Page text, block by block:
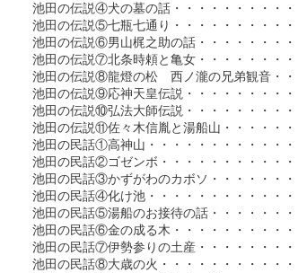
池田の伝説④犬の墓の話・・・・・・・・・・・
池田の伝説⑤七瓶七通り・・・・・・・・・・・
池田の伝説⑥男山梶之助の話・・・・・・・・・
池田の伝説⑦北条時頼と亀女・・・・・・・・・
池田の伝説⑧龍燈の松　西ノ瀧の兄弟観音・・・
池田の伝説⑨応神天皇伝説・・・・・・・・・・
池田の伝説⑩弘法大師伝説・・・・・・・・・・
池田の伝説⑪佐々木信胤と湯船山・・・・・・・
池田の民話①高神山・・・・・・・・・・・・・
池田の民話②ゴゼンボ・・・・・・・・・・・・
池田の民話③かずがわのカボソ・・・・・・・・
池田の民話④化け池・・・・・・・・・・・・・
池田の民話⑤湯船のお接待の話・・・・・・・・
池田の民話⑥金の成る木・・・・・・・・・・・
池田の民話⑦伊勢参りの土産・・・・・・・・・
池田の民話⑧大歳の火・・・・・・・・・・・・